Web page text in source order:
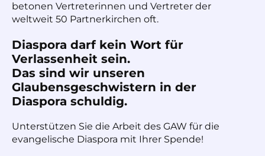
betonen Vertreterinnen und Vertreter der
weltweit 50 Partnerkirchen oft.
Diaspora darf kein Wort für
Verlassenheit sein.
Das sind wir unseren
Glaubensgeschwistern in der
Diaspora schuldig.
Unterstützen Sie die Arbeit des GAW für die
evangelische Diaspora mit Ihrer Spende!